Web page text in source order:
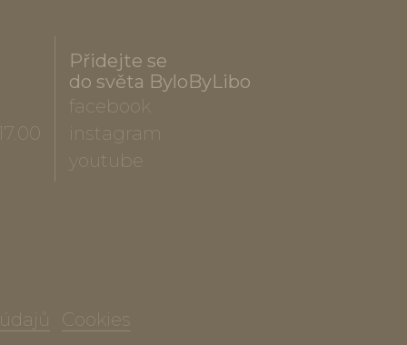
Přidejte se
do světa ByloByLibo
facebook
instagram
youtube
Cookies